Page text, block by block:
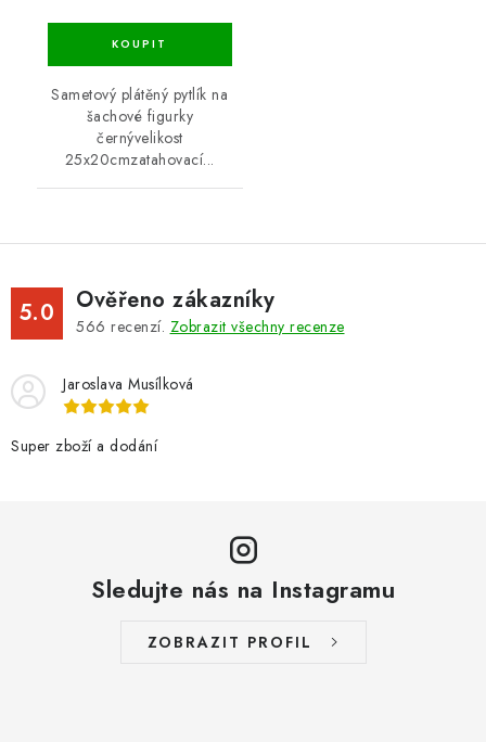
Sametový plátěný pytlík na
šachové figurky
černývelikost
25x20cmzatahovací...
5.0 Ověřeno zákazníky
566 recenzí. Zobrazit všechny recenze
Jaroslava Musílková
Super zboží a dodání
Sledujte nás na Instagramu
ZOBRAZIT PROFIL